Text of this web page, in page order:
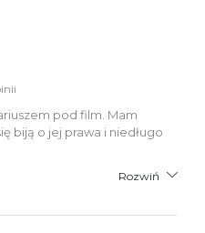
pod film. Mam
biją o jej prawa i niedługo
Rozwiń